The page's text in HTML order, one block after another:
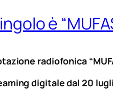
è
radiofonica
digitale dal 20